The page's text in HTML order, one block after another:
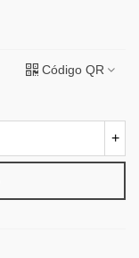
Código QR
+